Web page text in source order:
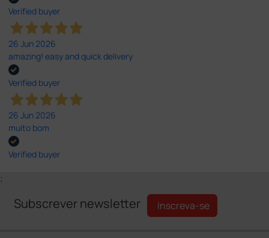
Verified buyer
26 Jun 2026
amazing! easy and quick delivery
Verified buyer
26 Jun 2026
muito bom
Verified buyer
;
Subscrever newsletter Inscreva-se